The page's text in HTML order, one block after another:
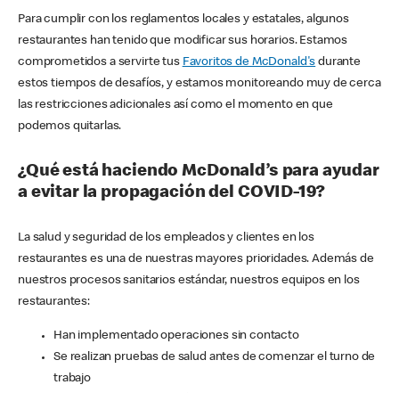
Para cumplir con los reglamentos locales y estatales, algunos
restaurantes han tenido que modificar sus horarios. Estamos
comprometidos a servirte tus Favoritos de McDonald's durante
estos tiempos de desafíos, y estamos monitoreando muy de cerca
las restricciones adicionales así como el momento en que
podemos quitarlas.
¿Qué está haciendo McDonald’s para ayudar
a evitar la propagación del COVID-19?
La salud y seguridad de los empleados y clientes en los
restaurantes es una de nuestras mayores prioridades. Además de
nuestros procesos sanitarios estándar, nuestros equipos en los
restaurantes:
Han implementado operaciones sin contacto
Se realizan pruebas de salud antes de comenzar el turno de
trabajo